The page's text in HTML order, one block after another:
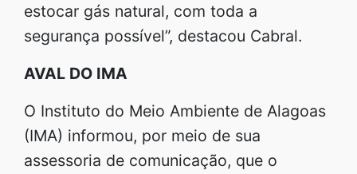
estocar gás natural, com toda a
segurança possível”, destacou Cabral.
AVAL DO IMA
O Instituto do Meio Ambiente de Alagoas
(IMA) informou, por meio de sua
assessoria de comunicação, que o